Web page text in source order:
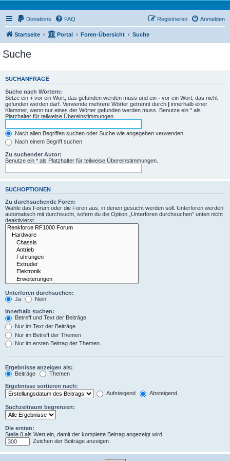
Donations FAQ Anmelden
Registrieren
Startseite Portal Foren-Übersicht Suche
Suche
SUCHANFRAGE
Suche nach Wörtern:
Setze ein + vor ein Wort, das gefunden werden muss und ein - vor ein Wort, das nicht
gefunden werden darf. Verwende mehrere Wörter getrennt durch | innerhalb einer
Klammer, wenn nur eines der Wörter gefunden werden muss. Benutze ein * als
Platzhalter für teilweise Übereinstimmungen.
Nach allen Begriffen suchen oder Suche wie angegeben verwenden
Nach einem Begriff suchen
Zu suchender Autor:
Benutze ein * als Platzhalter für teilweise Übereinstimmungen.
SUCHOPTIONEN
Zu durchsuchende Foren:
Wähle das Forum oder die Foren aus, in denen gesucht werden soll. Unterforen werden
automatisch mit durchsucht, sofern du die Option „Unterforen durchsuchen“ unten nicht
deaktivierst.
Unterforen durchsuchen:
Ja
Nein
Innerhalb suchen:
Betreff und Text der Beiträge
Nur im Text der Beiträge
Nur im Betreff der Themen
Nur im ersten Beitrag der Themen
Ergebnisse anzeigen als:
Beiträge
Themen
Ergebnisse sortieren nach:
Aufsteigend
Absteigend
Suchzeitraum begrenzen:
Die ersten:
Stelle 0 als Wert ein, damit der komplette Beitrag angezeigt wird.
Zeichen der Beiträge anzeigen